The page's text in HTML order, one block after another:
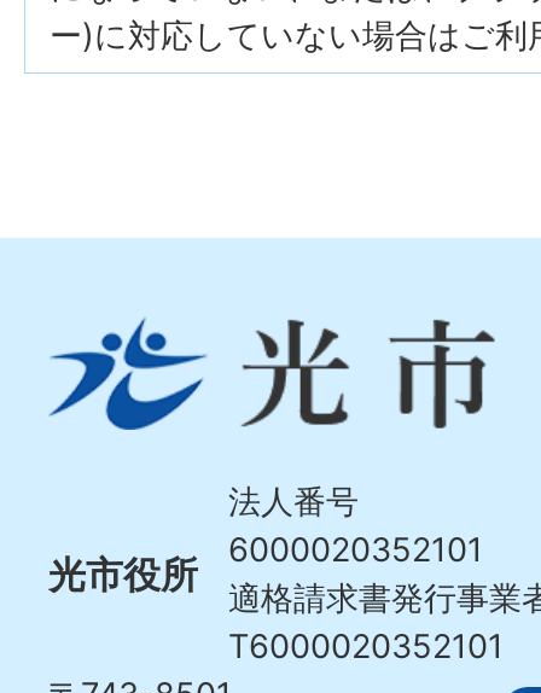
ー)に対応していない場合はご利
市
Hikari
光市役所
法人番号
6000020352101
適格請求書発行事業
T6000020352101